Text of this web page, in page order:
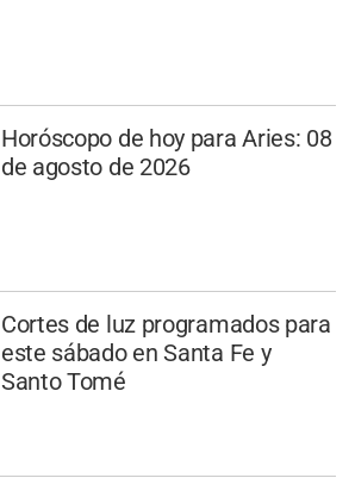
Horóscopo de hoy para Aries: 08
de agosto de 2026
Cortes de luz programados para
este sábado en Santa Fe y
Santo Tomé